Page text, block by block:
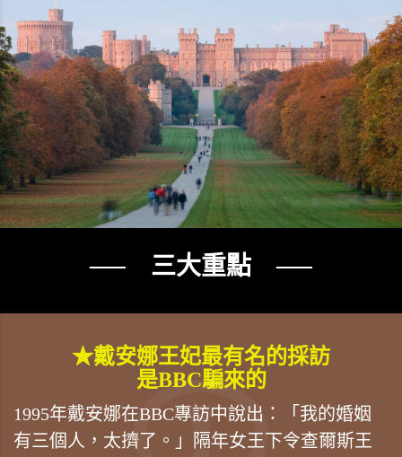
── 三大重點 ──
★戴安娜王妃最有名的採訪
是BBC騙來的
1995年戴安娜在BBC專訪中說出：「我的婚姻
有三個人，太擠了。」隔年女王下令查爾斯王